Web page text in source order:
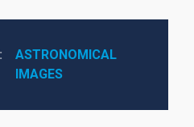
ASTRONOMICAL
IMAGES